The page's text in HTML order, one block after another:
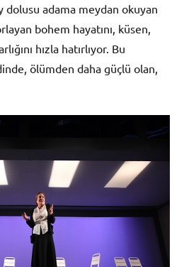
adama meydan okuyan
bohem hayatını, küsen,
hızla hatırlıyor. Bu
ölümden daha güçlü olan,